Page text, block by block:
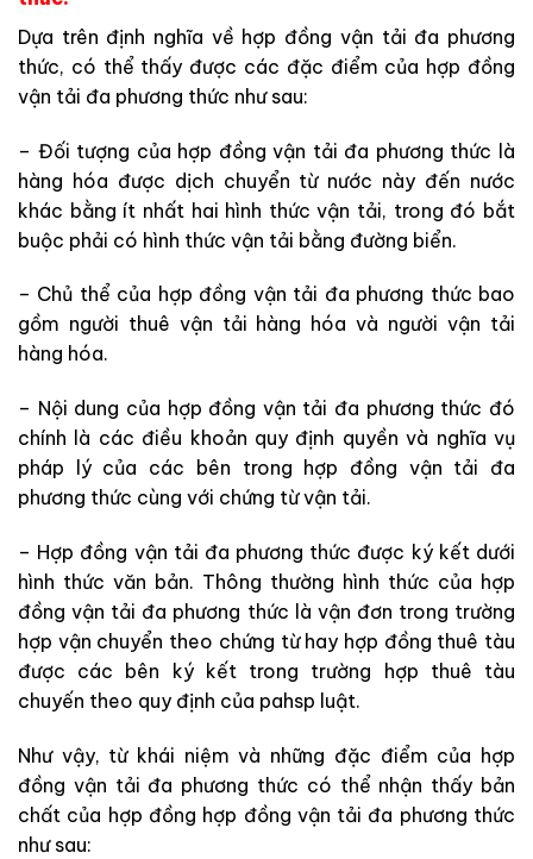
Dựa trên định nghĩa về hợp đồng vận tải đa phương
thức, có thể thấy được các đặc điểm của hợp đồng
vận tải đa phương thức như sau:
– Đối tượng của hợp đồng vận tải đa phương thức là
hàng hóa được dịch chuyển từ nước này đến nước
khác bằng ít nhất hai hình thức vận tải, trong đó bắt
buộc phải có hình thức vận tải bằng đường biển.
– Chủ thể của hợp đồng vận tải đa phương thức bao
gồm người thuê vận tải hàng hóa và người vận tải
hàng hóa.
– Nội dung của hợp đồng vận tải đa phương thức đó
chính là các điều khoản quy định quyền và nghĩa vụ
pháp lý của các bên trong hợp đồng vận tải đa
phương thức cùng với chứng từ vận tải.
– Hợp đồng vận tải đa phương thức được ký kết dưới
hình thức văn bản. Thông thường hình thức của hợp
đồng vận tải đa phương thức là vận đơn trong trường
hợp vận chuyển theo chứng từ hay hợp đồng thuê tàu
được các bên ký kết trong trường hợp thuê tàu
chuyến theo quy định của pahsp luật.
Như vậy, từ khái niệm và những đặc điểm của hợp
đồng vận tải đa phương thức có thể nhận thấy bản
chất của hợp đồng hợp đồng vận tải đa phương thức
như sau: